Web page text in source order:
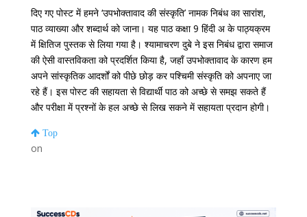
दिए गए पोस्ट में हमने ‘उपभोक्तावाद की संस्कृति’ नामक निबंध का सारांश,
पाठ व्याख्या और शब्दार्थ को जाना। यह पाठ कक्षा 9 हिंदी अ के पाठ्यक्रम
में क्षितिज पुस्तक से लिया गया है। श्यामाचरण दुबे ने इस निबंध द्वारा समाज
की ऐसी वास्तविकता को प्रदर्शित किया है, जहाँ उपभोक्तावाद के कारण हम
अपने सांस्कृतिक आदर्शों को पीछे छोड़ कर पश्चिमी संस्कृति को अपनाए जा
रहे हैं। इस पोस्ट की सहायता से विद्यार्थी पाठ को अच्छे से समझ सकते हैं
और परीक्षा में प्रश्नों के हल अच्छे से लिख सकने में सहायता प्रदान होगी।
Top
on